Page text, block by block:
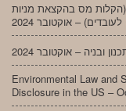
(הקלות מס בהקצאת מניות
Environmental Law and
Disclosure in the US –